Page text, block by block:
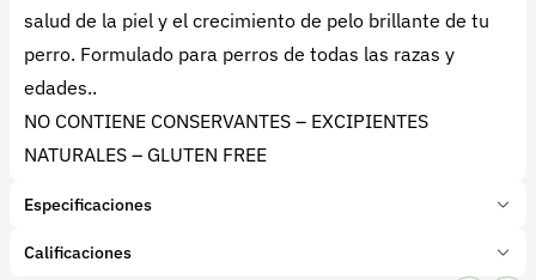
salud de la piel y el crecimiento de pelo brillante de tu
perro. Formulado para perros de todas las razas y
edades..
NO CONTIENE CONSERVANTES – EXCIPIENTES
NATURALES – GLUTEN FREE
Especificaciones
Marca:
Mungos
Calificaciones